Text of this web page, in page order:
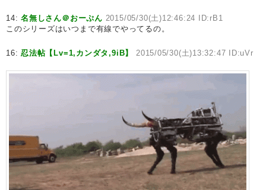
14:名無しさん＠おーぷん 2015/05/30(土)12:46:24 ID:rB1
このシリーズはいつまで有線でやってるの。
16:忍法帖【Lv=1,カンダタ,9iB】 2015/05/30(土)13:32:47 ID:uVr